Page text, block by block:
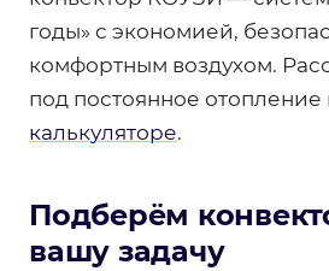
годы» с экономией,
комфортным воздухом.
под постоянное
калькуляторе.
Подберём
вашу задачу